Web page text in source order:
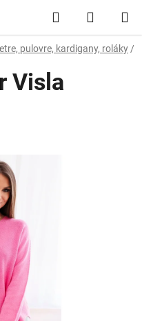
Hľadať
KOŠÍK
pulovre, kardigany, roláky /
Visla